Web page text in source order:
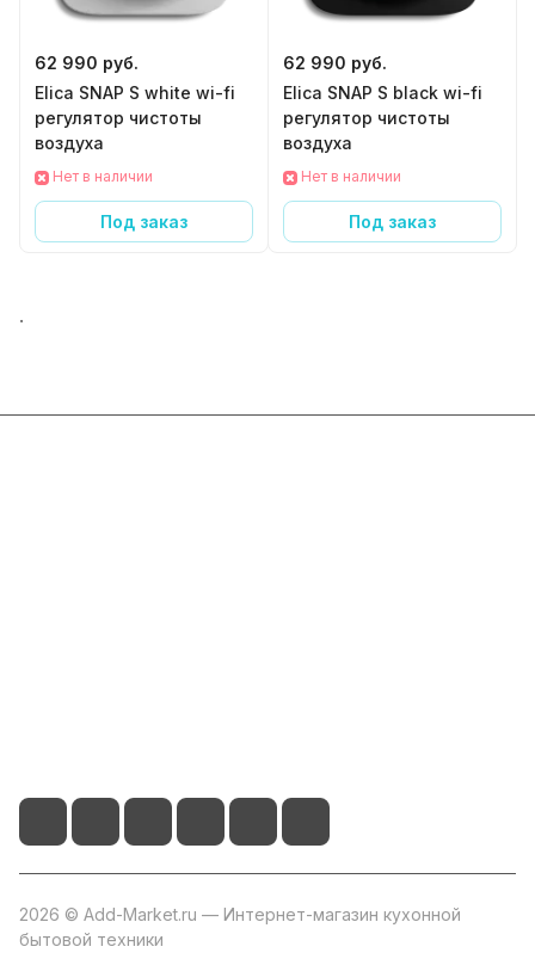
62 990 руб.
Elica SNAP S white wi-fi
регулятор чистоты
воздуха
Нет в наличии
Под заказ
62 990 руб.
Elica SNAP S black wi-fi
регулятор чистоты
воздуха
Нет в наличии
Под заказ
.
2026 © Add-Market.ru — Интернет-магазин кухонной
бытовой техники